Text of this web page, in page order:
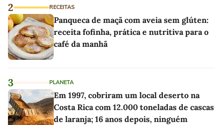
2 RECEITAS
Panqueca de maçã com aveia sem glúten:
receita fofinha, prática e nutritiva para o
café da manhã
3 PLANETA
Em 1997, cobriram um local deserto na
Costa Rica com 12.000 toneladas de cascas
de laranja; 16 anos depois, ninguém